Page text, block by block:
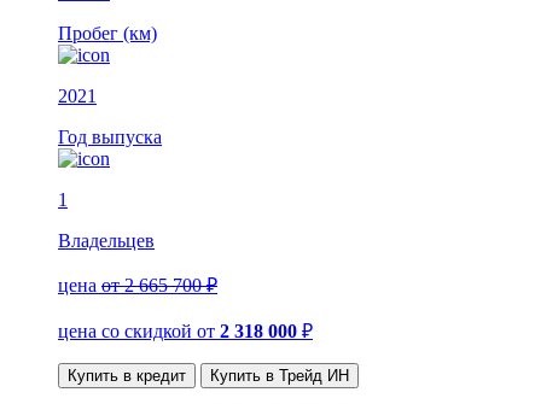
Пробег (км)
2021
Год выпуска
1
Владельцев
цена от 2 665 700 ₽
цена со скидкой от 2 318 000 ₽
Купить в кредит Купить в Трейд ИН